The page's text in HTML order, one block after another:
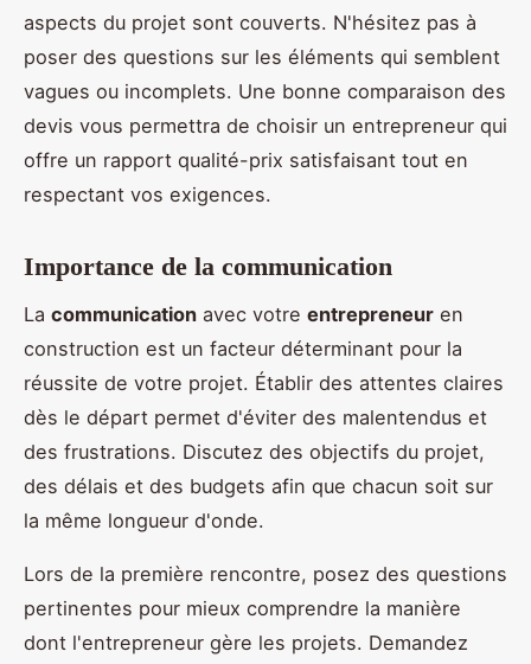
aspects du projet sont couverts. N'hésitez pas à
poser des questions sur les éléments qui semblent
vagues ou incomplets. Une bonne comparaison des
devis vous permettra de choisir un entrepreneur qui
offre un rapport qualité-prix satisfaisant tout en
respectant vos exigences.
Importance de la communication
La communication avec votre entrepreneur en
construction est un facteur déterminant pour la
réussite de votre projet. Établir des attentes claires
dès le départ permet d'éviter des malentendus et
des frustrations. Discutez des objectifs du projet,
des délais et des budgets afin que chacun soit sur
la même longueur d'onde.
Lors de la première rencontre, posez des questions
pertinentes pour mieux comprendre la manière
dont l'entrepreneur gère les projets. Demandez